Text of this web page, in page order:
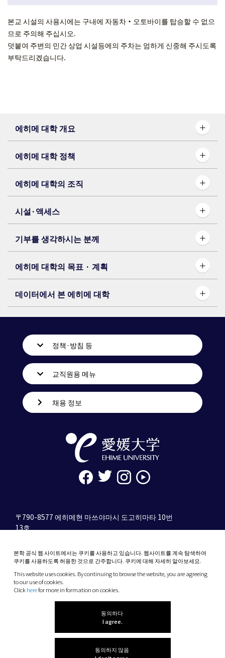
에히메 대학 개요
에히메 대학 정책
에히메 대학의 조직
시설·액세스
기부를 생각하시는 분께
에히메 대학의 목표 · 계획
데이터에서 본 에히메 대학
본교 시설의 사용시에는 구내에 자동차・오토바이를 탑승할 수 없으
므로 주의해 주십시오.
덧붙여 주변의 민간 상업 시설등에의 주차는 엄하게 신중해 주시도록
부탁드리겠습니다.
본학 공식 웹 사이트에서는 쿠키를 사용하고 있습니다. 웹사이트를 계속 탐색하여
쿠키를 사용하도록 허용한 것으로 간주합니다. 쿠키에 대해 자세히 알아보세요.
This website uses cookies. By continuing to browse the website, you are agreeing
to our use of cookies.
Clickherefor more in formation on cookies.
동의하다
I agree.
동의하지 않음
정책·방침 등
교직원용 메뉴
채용 정보
〒790-8577 에히메현 마쓰야마시 도고히마타 10번
13호
10-13 Dogo-Himata, Matsuyama, Ehime 790-
Phone: +81 89-927-9000
(C) 2026 Ehime University.